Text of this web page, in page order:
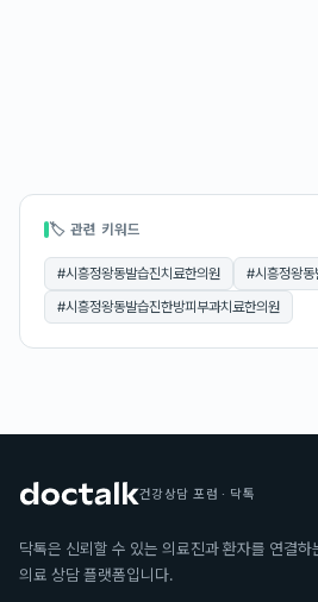
🏷 관련 키워드
#시흥정왕동발습진치료한의원 #시흥정왕
#시흥정왕동발습진한방피부과치료한의원
건강상담 포럼 · 닥톡
닥톡은 신뢰할 수 있는 의료진과 환자를 연결하
의료 상담 플랫폼입니다.